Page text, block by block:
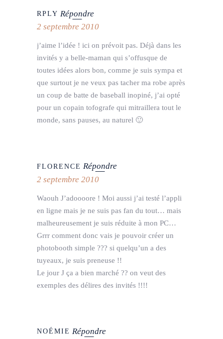
RPLY Répondre
2 septembre 2010
j’aime l’idée ! ici on prévoit pas. Déjà dans les
invités y a belle-maman qui s’offusque de
toutes idées alors bon, comme je suis sympa et
que surtout je ne veux pas tacher ma robe après
un coup de batte de baseball inopiné, j’ai opté
pour un copain tofografe qui mitraillera tout le
monde, sans pauses, au naturel 🙂
FLORENCE Répondre
2 septembre 2010
Waouh J’adoooore ! Moi aussi j’ai testé l’appli
en ligne mais je ne suis pas fan du tout… mais
malheureusement je suis réduite à mon PC…
Grrr comment donc vais je pouvoir créer un
photobooth simple ??? si quelqu’un a des
tuyeaux, je suis preneuse !!
Le jour J ça a bien marché ?? on veut des
exemples des délires des invités !!!!
NOÉMIE Répondre